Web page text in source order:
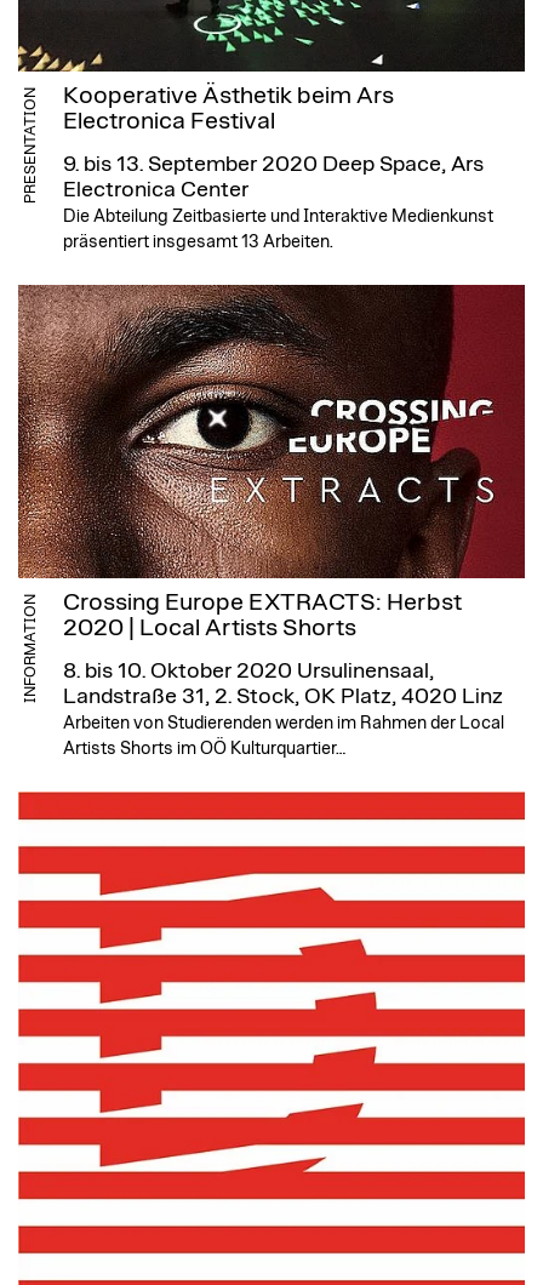
PRESENTATION
Kooperative Ästhetik beim Ars
Electronica Festival
9. bis 13. September 2020 Deep Space, Ars
Electronica Center
Die Abteilung Zeitbasierte und Interaktive Medienkunst
präsentiert insgesamt 13 Arbeiten.
INFORMATION
Crossing Europe EXTRACTS: Herbst
2020 | Local Artists Shorts
8. bis 10. Oktober 2020 Ursulinensaal,
Landstraße 31, 2. Stock, OK Platz, 4020 Linz
Arbeiten von Studierenden werden im Rahmen der Local
Artists Shorts im OÖ Kulturquartier…